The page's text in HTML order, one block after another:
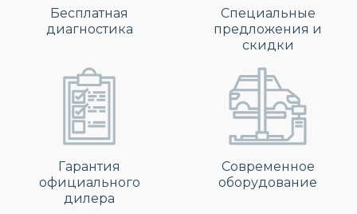
Бесплатная
диагностика
Специальные
предложения и
скидки
Гарантия
официального
дилера
Современное
оборудование